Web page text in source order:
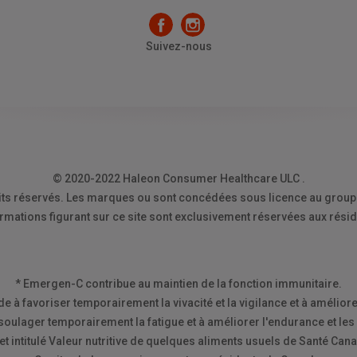
Suivez-nous
© 2020-2022 Haleon Consumer Healthcare ULC .
réservés. Les marques ou sont concédées sous licence au
figurant sur ce site sont exclusivement réservées aux
* Emergen-C contribue au maintien de la fonction immunitaire.
à favoriser temporairement la vivacité et la vigilance et à
temporairement la fatigue et à améliorer l'endurance et
intitulé Valeur nutritive de quelques aliments usuels de Santé